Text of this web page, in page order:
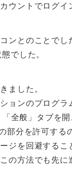
ウントでログイ
ンとのことでし
でした。
ました。
ョンのプログ
全般」タブを開
部分を許可す
を回避するこ
の方法でも先に